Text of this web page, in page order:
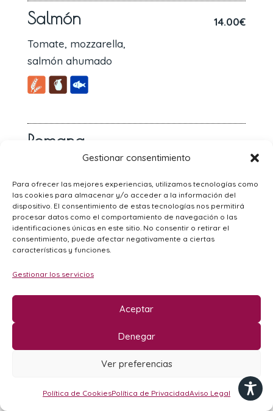
Gestionar consentimiento
Para ofrecer las mejores experiencias, utilizamos tecnologías como
las cookies para almacenar y/o acceder a la información del
dispositivo. El consentimiento de estas tecnologías nos permitirá
procesar datos como el comportamiento de navegación o las
identificaciones únicas en este sitio. No consentir o retirar el
consentimiento, puede afectar negativamente a ciertas
características y funciones.
Gestionar los servicios
Aceptar
Denegar
Ver preferencias
Política de CookiesPolítica de PrivacidadAviso Legal
Salmón
Tomate, mozzarella,
salmón ahumado
14.00€
Romana
anchoas, olivas
negras
Parmigiana
Tomate, mozzarella,
duro, grana padano,